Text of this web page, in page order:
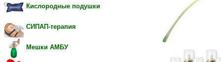
Кислородные подушки
СИПАП-терапия
Мешки АМБУ